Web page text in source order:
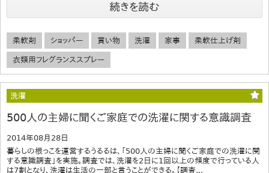
続きを読む
柔軟剤 ショッパー 買い物 洗濯 家事 柔軟仕上げ剤
衣類用フレグランススプレー
洗濯
500人の主婦に聞くご家庭での洗濯に関する意識調査
2014年08月28日
暮らしの根っこを運営するうるるは、「500人の主婦に聞くご家庭での洗濯に関
する意識調査」を実施。調査では、洗濯を2日に1回以上の頻度で行っている人
は7割となり、洗濯は生活の一部と言うことができる。【調査...